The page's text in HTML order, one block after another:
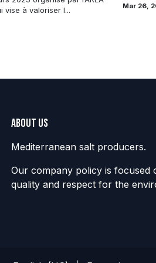
vise à valoriser l...
Mar 26,
About us
Mediterranean salt producers.
Our company policy is focused
quality and respect for the